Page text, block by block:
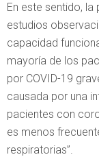
En este sentido, la
estudios
capacidad
mayoría de los
por COVID-19
causada por una
pacientes con
es menos
respiratorias”.